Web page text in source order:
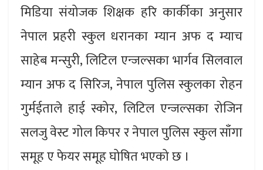
मिडिया संयोजक शिक्षक हरि कार्कीका अनुसार
नेपाल प्रहरी स्कुल धरानका म्यान अफ द म्याच
साहेब मन्सुरी, लिटिल एन्जल्सका भार्गव सिलवाल
म्यान अफ द सिरिज, नेपाल पुलिस स्कुलका रोहन
गुर्मईताले हाई स्कोर, लिटिल एन्जल्सका रोजिन
सलजु वेस्ट गोल किपर र नेपाल पुलिस स्कुल साँगा
समूह ए फेयर समूह घोषित भएको छ ।